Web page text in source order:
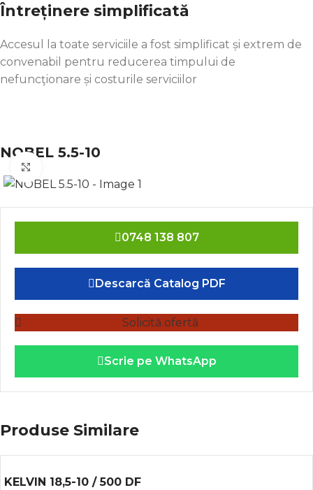
Întreținere simplificată
Accesul la toate serviciile a fost simplificat și extrem de
convenabil pentru reducerea timpului de
nefuncţionare și costurile serviciilor
NOBEL 5.5-10
0748 138 807
Descarcă Catalog PDF
Solicită ofertă
Scrie pe WhatsApp
Produse Similare
KELVIN 18,5-10 / 500 DF